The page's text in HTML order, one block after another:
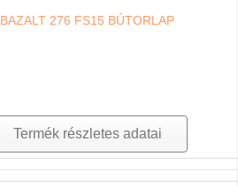
BAZALT 276 FS15 BÚTORLAP
Termék részletes adatai